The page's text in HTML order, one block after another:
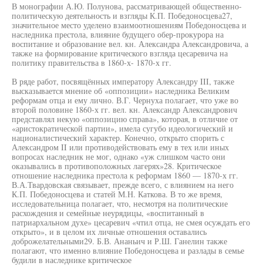
В монографии А.Ю. Полунова, рассматривающей общественно-
политическую деятельность и взгляды К.П. Победоносцева27,
значительное место уделено взаимоотношениям Победоносцева и
наследника престола, влияние будущего обер-прокурора на
воспитание и образование вел. кн. Александра Александровича, а
также на формирование критического взгляда цесаревича на
политику правительства в 1860-х- 1870-х гг.
В ряде работ, посвящённых императору Александру III, также
высказывается мнение об «оппозиции» наследника Великим
реформам отца и ему лично. В.Г. Чернуха полагает, что уже во
второй половине 1860-х гг. вел. кн. Александр Александрович
представлял некую «оппозицию справа», которая, в отличие от
«аристократической партии», имела сугубо идеологический и
националистический характер. Конечно, открыто спорить с
Александром II или противодействовать ему в тех или иных
вопросах наследник не мог, однако «уж слишком часто они
оказывались в противоположных лагерях»28. Критическое
отношение наследника престола к реформам 1860 — 1870-х гг.
В.А.Твардовская связывает, прежде всего, с влиянием на него
К.П. Победоносцева и статей М.Н. Каткова. В то же время,
исследовательница полагает, что, несмотря на политические
расхождения и семейные неурядицы, «воспитанный в
патриархальном духе» цесаревич «чтил отца, не смея осуждать его
открыто», и в целом их личные отношения оставались
доброжелательными29. Б.В. Ананьич и Р.Ш. Ганелин также
полагают, что именно влияние Победоносцева и разлады в семье
будили в наследнике критическое